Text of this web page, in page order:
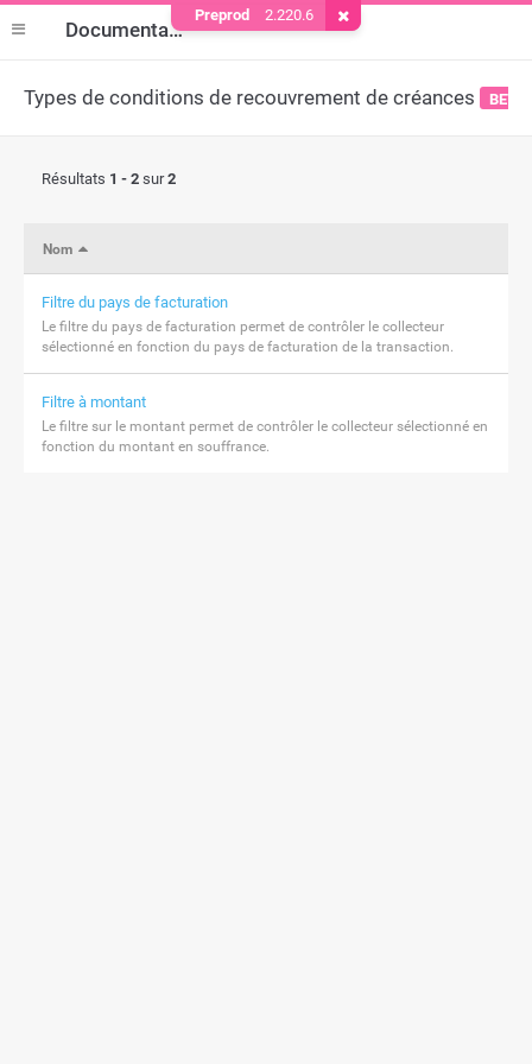
Documentation
Types de conditions de recouvrement de créances BETA
Résultats 1 - 2 sur2
Filtre du pays de facturation
Le filtre du pays de facturation permet de contrôler le collecteur
sélectionné en fonction du pays de facturation de la transaction.
Filtre à montant
Le filtre sur le montant permet de contrôler le collecteur sélectionné en
fonction du montant en souffrance.
Nom
Preprod 2.220.6 Supprimer le cookie